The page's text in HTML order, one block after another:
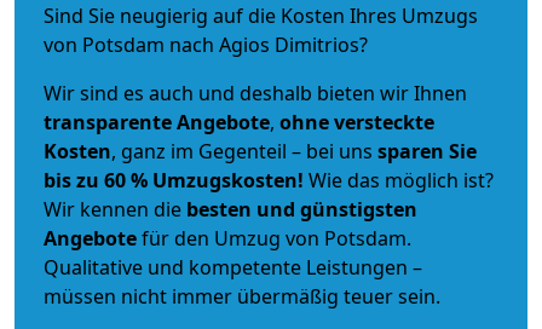
Sind Sie neugierig auf die Kosten Ihres Umzugs
von Potsdam nach Agios Dimitrios?
Wir sind es auch und deshalb bieten wir Ihnen
transparente Angebote, ohne versteckte
Kosten, ganz im Gegenteil – bei uns sparen Sie
bis zu 60 % Umzugskosten! Wie das möglich ist?
Wir kennen die besten und günstigsten
Angebotefür den Umzug von Potsdam.
Qualitative und kompetente Leistungen –
müssen nicht immer übermäßig teuer sein.